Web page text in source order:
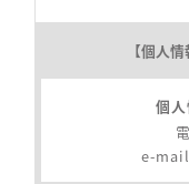
【個人
個
e-mail